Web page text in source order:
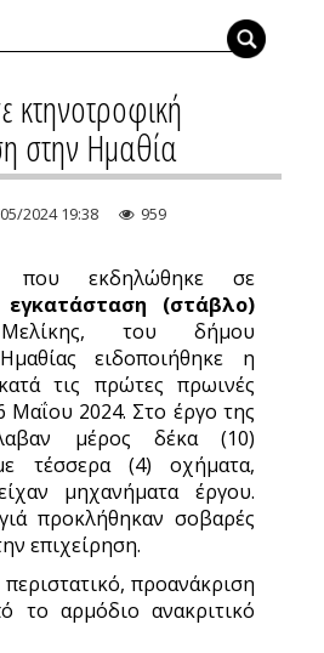
κτηνοτροφική
στην Ημαθία
2024 19:38 959
που εκδηλώθηκε σε
εγκατάσταση (στάβλο)
του δήμου
ειδοποιήθηκε η
τις πρώτες πρωινές
Μαΐου 2024. Στο έργο της
μέρος δέκα (10)
τέσσερα (4) οχήματα,
μηχανήματα έργου.
προκλήθηκαν σοβαρές
επιχείρηση.
προανάκριση
το αρμόδιο ανακριτικό